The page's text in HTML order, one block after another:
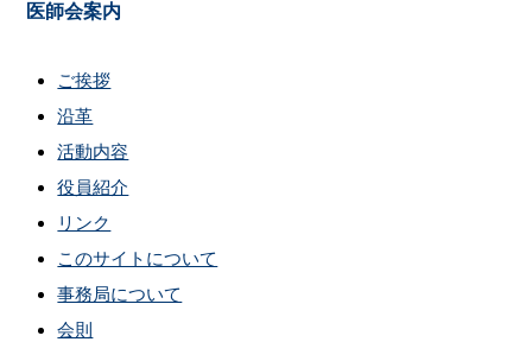
医師会案内
ご挨拶
沿革
活動内容
役員紹介
リンク
このサイトについて
事務局について
会則